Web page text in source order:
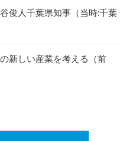
俊人千葉県知事（当時:千葉
新しい産業を考える（前